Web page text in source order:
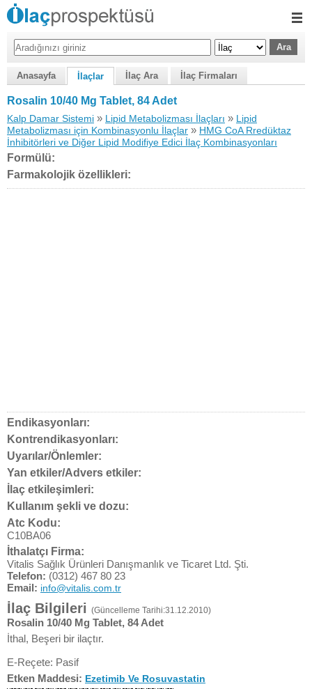
Anasayfa İlaçlar İlaç Ara İlaç Firmaları
Rosalin 10/40 Mg Tablet, 84 Adet
Kalp Damar Sistemi » Lipid Metabolizması İlaçları » Lipid
Metabolizması için Kombinasyonlu İlaçlar » HMG CoA Rredüktaz
İnhibitörleri ve Diğer Lipid Modifiye Edici İlaç Kombinasyonları
Formülü:
Farmakolojik özellikleri:
Endikasyonları:
Kontrendikasyonları:
Uyarılar/Önlemler:
Yan etkiler/Advers etkiler:
İlaç etkileşimleri:
Kullanım şekli ve dozu:
Atc Kodu:
C10BA06
İthalatçı Firma:
Vitalis Sağlık Ürünleri Danışmanlık ve Ticaret Ltd. Şti.
Telefon: (0312) 467 80 23
Email: info@vitalis.com.tr
İlaç Bilgileri (Güncelleme Tarihi:31.12.2010)
Rosalin 10/40 Mg Tablet, 84 Adet
İthal, Beşeri bir ilaçtır.
E-Reçete: Pasif
Etken Maddesi: Ezetimib Ve Rosuvastatin